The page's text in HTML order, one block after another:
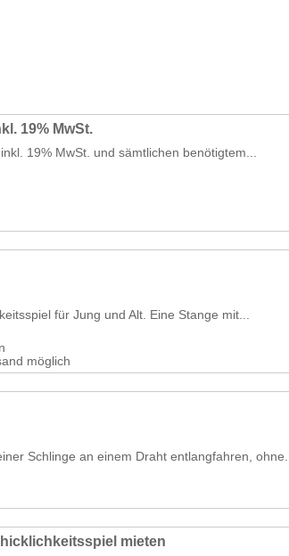
19% MwSt.
19% MwSt. und sämtlichen benötigtem...
für Jung und Alt. Eine Stange mit...
möglich
Schlinge an einem Draht entlangfahren, ohne...
mieten